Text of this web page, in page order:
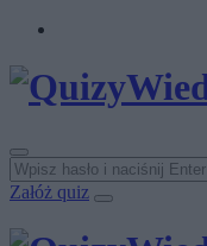
Załóż quiz